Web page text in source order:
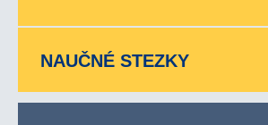
NAUČNÉ STEZKY